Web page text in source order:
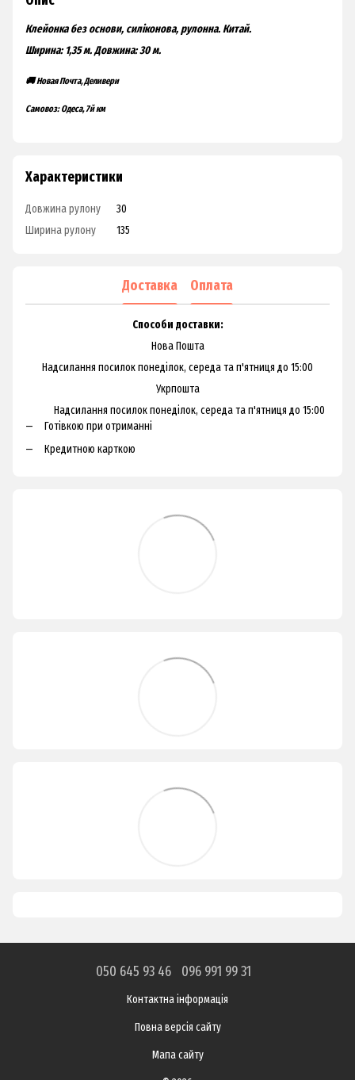
Клейонка без основи, силіконова, рулонна. Китай.
Ширина: 1,35 м.Довжина: 30 м.
🚚 Новая Почта, Деливери
Самовоз: Одеса, 7й км
Характеристики
Довжина рулону
30
Ширина рулону
135
Доставка Оплата
Способи доставки:
Нова Пошта
Надсилання посилок понеділок, середа та п'ятниця до 15:00
Укрпошта
Надсилання посилок понеділок, середа та п'ятниця до 15:00
Готівкою при отриманні
Кредитною карткою
050 645 93 46 096 991 99 31
Контактна інформація
Повна версія сайту
Мапа сайту